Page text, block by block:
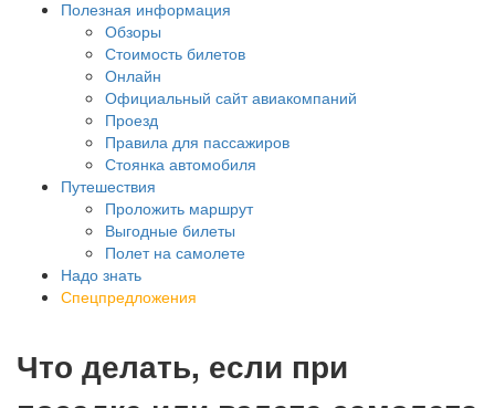
Полезная информация
Обзоры
Стоимость билетов
Онлайн
Официальный сайт авиакомпаний
Проезд
Правила для пассажиров
Стоянка автомобиля
Путешествия
Проложить маршрут
Выгодные билеты
Полет на самолете
Надо знать
Спецпредложения
Что делать, если при